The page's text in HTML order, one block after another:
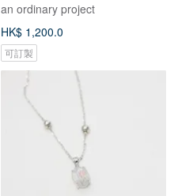
an ordinary project
HK$ 1,200.0
可訂製